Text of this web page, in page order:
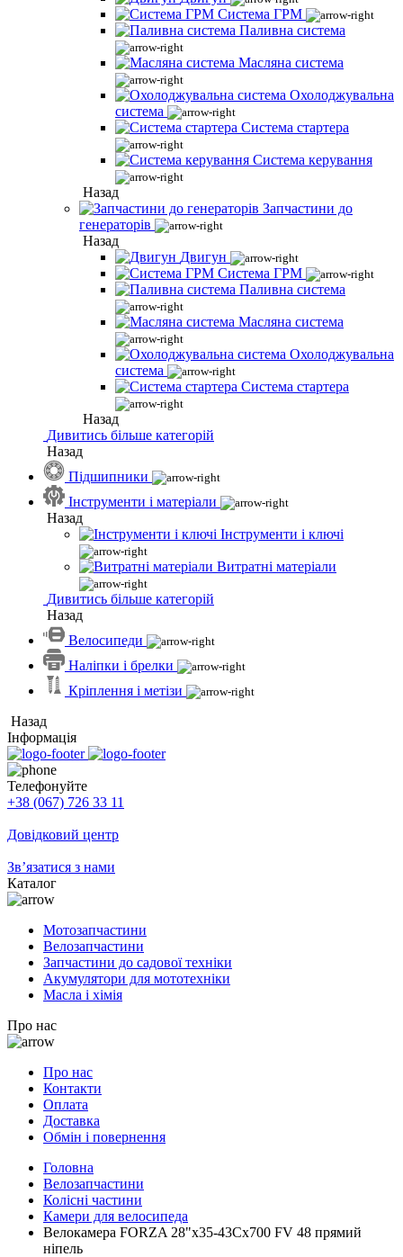
Система ГРМ
Паливна система
Масляна система
Охолоджувальна
система
Система стартера
Система керування
Назад
Запчастини до
генераторів
Назад
Двигун
Система ГРМ
Паливна система
Масляна система
Охолоджувальна
система
Система стартера
Назад
Дивитись більше категорій
Назад
Підшипники
Інструменти і матеріали
Назад
Інструменти і ключі
Витратні матеріали
Дивитись більше категорій
Назад
Велосипеди
Наліпки і брелки
Кріплення і метізи
Назад
Інформація
Телефонуйте
+38 (067) 726 33 11
Довідковий центр
Зв’язатися з нами
Каталог
Мотозапчастини
Велозапчастини
Запчастини до садової техніки
Акумулятори для мототехніки
Масла і хімія
Про нас
Про нас
Контакти
Оплата
Доставка
Обмін і повернення
Головна
Велозапчастини
Колісні частини
Камери для велосипеда
Велокамера FORZA 28"x35-43Cx700 FV 48 прямий
ніпель